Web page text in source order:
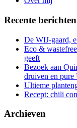
Recente berichten
De WIJ-gaard,
Eco &
geeft
Bezoek aan
druiven en pure
Ultieme
Recept: chili
Archieven